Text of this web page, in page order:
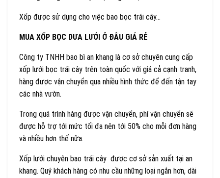
Xốp được sử dụng cho việc bao bọc trái cây…
MUA XỐP BỌC DƯA LƯỚI Ở ĐÂU GIÁ RẺ
Công ty TNHH bao bì an khang là cơ sở chuyên cung cấp
xốp lưới bọc trái cây trên toàn quốc với giá cả cạnh tranh,
hàng được vận chuyển qua nhiều hình thức để đến tận tay
các nhà vườn.
Trong quá trình hàng được vận chuyển, phí vận chuyển sẽ
được hỗ trợ tới mức tối đa nên tới 50% cho mỗi đơn hàng
và nhiều hơn thế nữa.
Xốp lưới chuyên bao trái cây được cơ sở sản xuất tại an
khang. Quý khách hàng có nhu cầu những loại ngắn hơn, dài